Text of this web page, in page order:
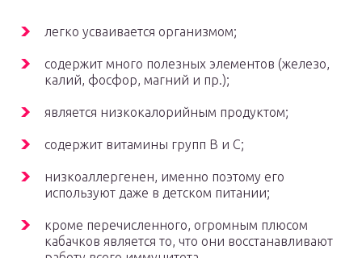
легко усваивается организмом;
содержит много полезных элементов (железо,
калий, фосфор, магний и пр.);
является низкокалорийным продуктом;
содержит витамины групп В и С;
низкоаллергенен, именно поэтому его
используют даже в детском питании;
кроме перечисленного, огромным плюсом
кабачков является то, что они восстанавливают